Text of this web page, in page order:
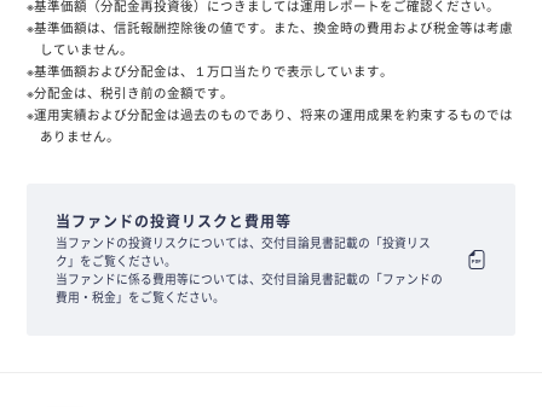
※基準価額（分配金再投資後）につきましては運用レポートをご確認ください。
※基準価額は、信託報酬控除後の値です。また、換金時の費用および税金等は考慮
していません。
※基準価額および分配金は、１万口当たりで表示しています。
※分配金は、税引き前の金額です。
※運用実績および分配金は過去のものであり、将来の運用成果を約束するものでは
ありません。
当ファンドの投資リスクと費用等
当ファンドの投資リスクについては、交付目論見書記載の「投資リス
ク」をご覧ください。
当ファンドに係る費用等については、交付目論見書記載の「ファンドの
費用・税金」をご覧ください。